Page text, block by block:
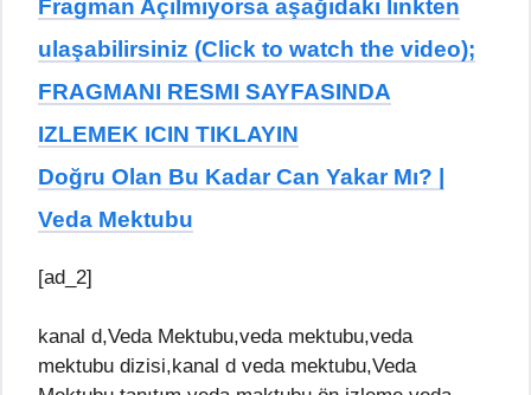
Fragman Açılmıyorsa aşağıdaki linkten
ulaşabilirsiniz (Click to watch the video);
FRAGMANI RESMI SAYFASINDA
IZLEMEK ICIN TIKLAYIN
Doğru Olan Bu Kadar Can Yakar Mı? |
Veda Mektubu
[ad_2]
kanal d,Veda Mektubu,veda mektubu,veda
mektubu dizisi,kanal d veda mektubu,Veda